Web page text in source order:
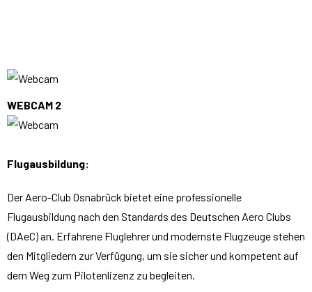
WEBCAM 2
Flugausbildung:
Der Aero-Club Osnabrück bietet eine professionelle
Flugausbildung nach den Standards des Deutschen Aero Clubs
(DAeC) an. Erfahrene Fluglehrer und modernste Flugzeuge stehen
den Mitgliedern zur Verfügung, um sie sicher und kompetent auf
dem Weg zum Pilotenlizenz zu begleiten.